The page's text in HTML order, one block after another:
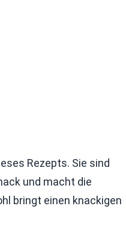
Rezepts. Sie sind
und macht die
bringt einen knackigen